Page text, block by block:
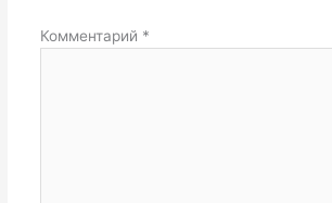
Комментарий *